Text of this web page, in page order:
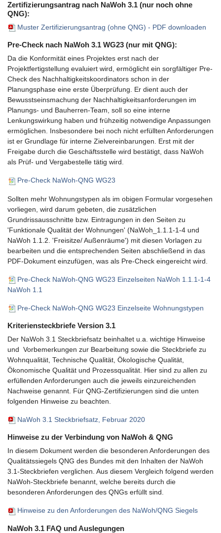
Zertifizierungsantrag nach NaWoh 3.1 (nur noch ohne
QNG):
Muster Zertifizierungsantrag (ohne QNG) - PDF downloaden
Pre-Check nach NaWoh 3.1 WG23 (nur mit QNG):
Da die Konformität eines Projektes erst nach der
Projektfertigstellung evaluiert wird, ermöglicht ein sorgfältiger Pre-
Check des Nachhaltigkeitskoordinators schon in der
Planungsphase eine erste Überprüfung. Er dient auch der
Bewusstseinsmachung der Nachhaltigkeitsanforderungen im
Planungs- und Bauherren-Team, soll so eine interne
Lenkungswirkung haben und frühzeitig notwendige Anpassungen
ermöglichen. Insbesondere bei noch nicht erfüllten Anforderungen
ist er Grundlage für interne Zielvereinbarungen. Erst mit der
Freigabe durch die Geschäftsstelle wird bestätigt, dass NaWoh
als Prüf- und Vergabestelle tätig wird.
Pre-Check NaWoh-QNG WG23
Sollten mehr Wohnungstypen als im obigen Formular vorgesehen
vorliegen, wird darum gebeten, die zusätzlichen
Grundrissausschnitte bzw. Eintragungen in den Seiten zu
'Funktionale Qualität der Wohnungen' (NaWoh_1.1.1-1-4 und
NaWoh 1.1.2. 'Freisitze/ Außenräume') mit diesen Vorlagen zu
bearbeiten und die entsprechenden Seiten abschließend in das
PDF-Dokument einzufügen, was als Pre-Check eingereicht wird.
Pre-Check NaWoh-QNG WG23 Einzelseiten NaWoh 1.1.1-1-4
NaWoh 1.1
Pre-Check NaWoh-QNG WG23 Einzelseite Wohnungstypen
Kriteriensteckbriefe Version 3.1
Der NaWoh 3.1 Steckbriefsatz beinhaltet u.a. wichtige Hinweise
und Vorbemerkungen zur Bearbeitung sowie die Steckbriefe zu
Wohnqualität, Technische Qualität, Ökologische Qualität,
Ökonomische Qualität und Prozessqualität. Hier sind zu allen zu
erfüllenden Anforderungen auch die jeweils einzureichenden
Nachweise genannt. Für QNG-Zertifizierungen sind die unten
folgenden Hinweise zu beachten.
NaWoh 3.1 Steckbriefsatz, Februar 2020
Hinweise zu der Verbindung von NaWoh & QNG
In diesem Dokument werden die besonderen Anforderungen des
Qualitätssiegels QNG des Bundes mit den Inhalten der NaWoh
3.1-Steckbriefen verglichen. Aus diesem Vergleich folgend werden
NaWoh-Steckbriefe benannt, welche bereits durch die
besonderen Anforderungen des QNGs erfüllt sind.
Hinweise zu den Anforderungen des NaWoh/QNG Siegels
NaWoh 3.1 FAQ und Auslegungen